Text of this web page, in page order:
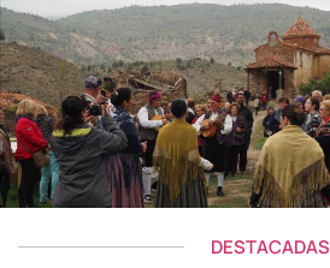
DESTACADAS